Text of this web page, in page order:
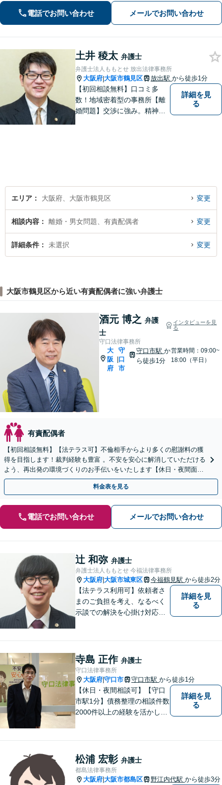
きるだけ早期にご相談頂けると助かり
ます。法律問題だけではないトータル
電話でお問い合わせ メールでお問い合わせ
土井 稜太 弁護士
弁護士法人ももとせ 放出法律事務所
大阪府|大阪市鶴見区 放出駅 から徒歩1分
【初回相談無料】口コミ多
数！地域密着型の事務所【離
婚問題】交渉に強み。精神的
詳細を見
る
エリア 大阪府、大阪市鶴見区 変更
相談内容 離婚・男女問題、有責配偶者 変更
詳細条件 未選択 変更
大阪市鶴見区から近い有責配偶者に強い弁護士
酒元 博之 弁護
士
インタビューを見
る
守口法律事務所
大
阪
府
守
口
市
守口市駅 か
ら徒歩1分
営業時間：09:00~
18:00（平日）
有責配偶者
【初回相談無料】【法テラス可】不倫相手からより多くの慰謝料の獲
得を目指します！裁判経験も豊富 。不安を安心に解消していただける
よう、再出発の環境づくりのお手伝いをいたします【休日・夜間面談
可】【完全個室制】【子連れ相談可】【守口市駅1分】
料金表を見る
電話でお問い合わせ メールでお問い合わせ
辻 和弥 弁護士
弁護士法人ももとせ 今福法律事務所
大阪府 大阪市城東区 今福鶴見駅 から徒歩2分
【法テラス利用可】依頼者さ
まのご負担を考え、なるべく
示談での解決を心掛け対応い
で頼れる弁護士を目指しま
す。【休日相談可】【今福鶴
見駅2分】
詳細を見
る
寺島 正作 弁護士
守口法律事務所
大阪府 守口市 守口市駅 から徒歩1分
【休日・夜間相談可】【守口
市駅1分】債務整理の相談件数
2000件以上の経験を活かし、
頼者様が不安を抱かないよう
に、わかりやすく的確なアド
バイスを心がけております。
詳細を見
る
松浦 宏彰 弁護士
都島法律事務所
大阪府 大阪市都島区 野江内代駅 から徒歩3分